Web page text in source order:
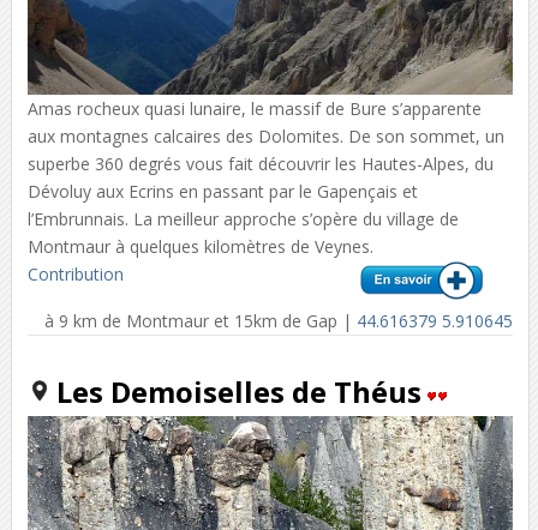
Amas rocheux quasi lunaire, le massif de Bure s’apparente
aux montagnes calcaires des Dolomites. De son sommet, un
superbe 360 degrés vous fait découvrir les Hautes-Alpes, du
Dévoluy aux Ecrins en passant par le Gapençais et
l’Embrunnais. La meilleur approche s’opère du village de
Montmaur à quelques kilomètres de Veynes.
Contribution
à 9 km de Montmaur et 15km de Gap | 44.616379 5.910645
Les Demoiselles de Théus